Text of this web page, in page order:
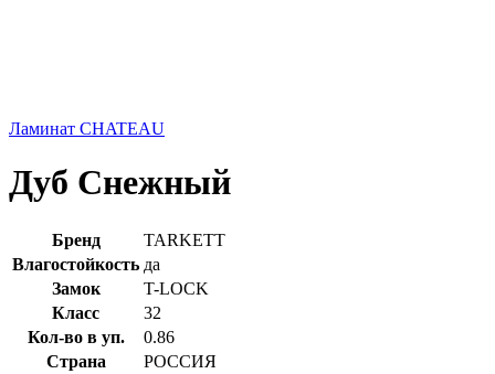
Ламинат CHATEAU
Дуб Снежный
Бренд
TARKETT
Влагостойкость да
Замок
T-LOCK
Класс
32
Кол-во в уп.
0.86
Страна
РОССИЯ